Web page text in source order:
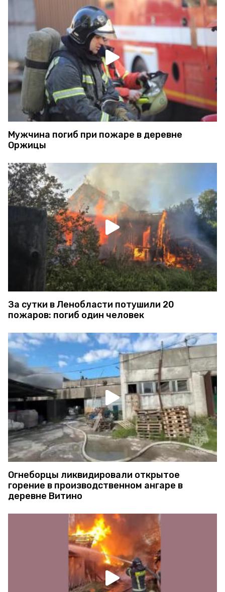
Мужчина погиб при пожаре в деревне
Оржицы
За сутки в Ленобласти потушили 20
пожаров: погиб один человек
Огнеборцы ликвидировали открытое
горение в производственном ангаре в
деревне Витино